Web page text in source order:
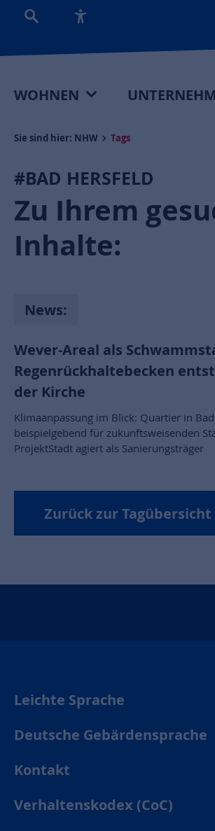
WOHNEN
Sie sind hier: NHW Tags
#BAD HERSFELD
Zu Ihrem
Inhalte:
News:
Wever-Areal als
Regenrückhaltebecken
der Kirche
Klimaanpassung im Blick: Quartier in
beispielgebend für zukunftsweisenden
ProjektStadt agiert als Sanierungsträger
Zurück zur Tagübersicht
Leichte Sprache
Deutsche Gebärdensprache
Kontakt
Verhaltenskodex (CoC)